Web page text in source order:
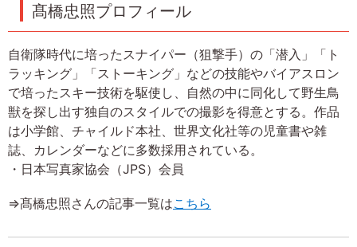
髙橋忠照プロフィール
自衛隊時代に培ったスナイパー（狙撃手）の「潜入」「ト
ラッキング」「ストーキング」などの技能やバイアスロン
で培ったスキー技術を駆使し、自然の中に同化して野生鳥
獣を探し出す独自のスタイルでの撮影を得意とする。作品
は小学館、チャイルド本社、世界文化社等の児童書や雑
誌、カレンダーなどに多数採用されている。
・日本写真家協会（JPS）会員
⇒髙橋忠照さんの記事一覧はこちら